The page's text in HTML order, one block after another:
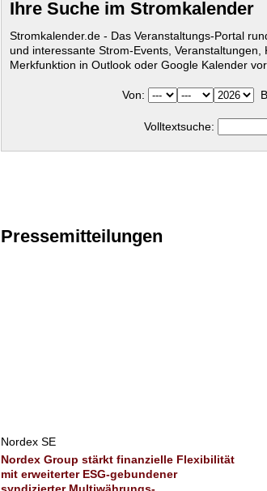
Ihre Suche im Stromkalender
Stromkalender.de - Das Veranstaltungs-Portal
und interessante Strom-Events,
Merkfunktion in Outlook oder Google Kalender
Von:
Volltextsuche:
Pressemitteilungen
Nordex SE
Nordex Group stärkt finanzielle Flexibilität
mit erweiterter ESG-gebundener